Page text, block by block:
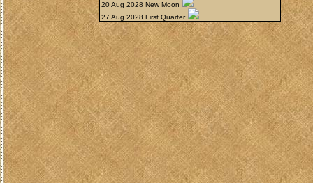
20 Aug 2028 New Moon
27 Aug 2028 First Quarter